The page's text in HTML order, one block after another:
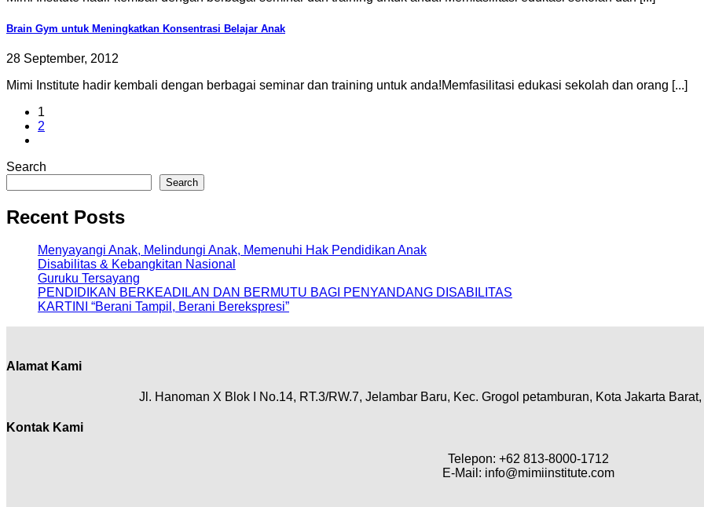
Brain Gym untuk Meningkatkan Konsentrasi Belajar Anak
28 September, 2012
Mimi Institute hadir kembali dengan berbagai seminar dan training untuk anda!Memfasilitasi edukasi sekolah dan orang [...]
1
2
Search
Search
Recent Posts
Menyayangi Anak, Melindungi Anak, Memenuhi Hak Pendidikan Anak
Disabilitas & Kebangkitan Nasional
Guruku Tersayang
PENDIDIKAN BERKEADILAN DAN BERMUTU BAGI PENYANDANG DISABILITAS
KARTINI “Berani Tampil, Berani Berekspresi”
Alamat Kami
Jl. Hanoman X Blok I No.14, RT.3/RW.7, Jelambar Baru, Kec. Grogol petamburan, Kota Jakarta
Kontak Kami
Telepon: +62 813-8000-1712
E-Mail: info@mimiinstitute.com